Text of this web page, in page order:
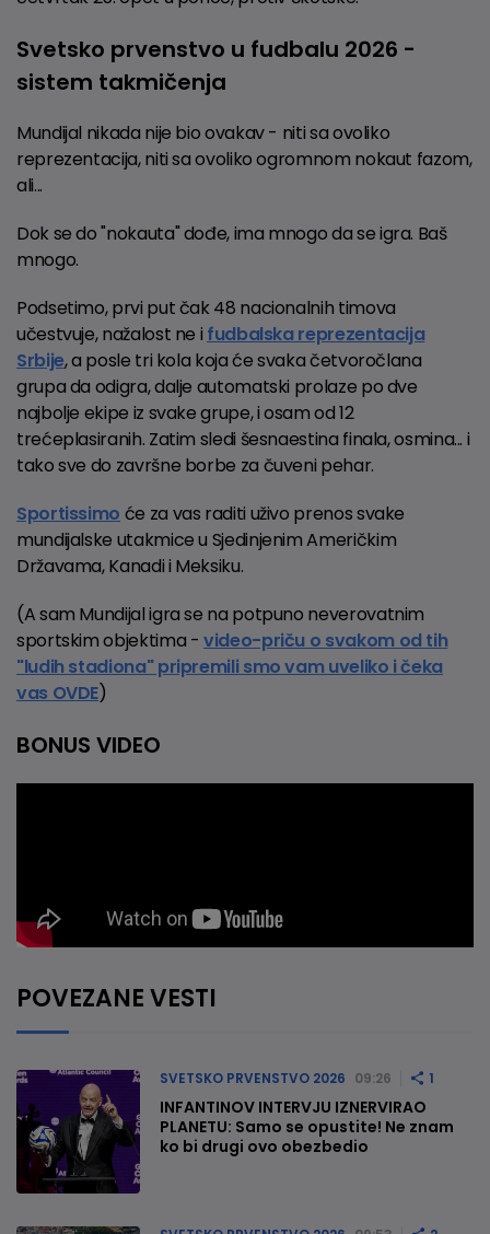
Svetsko prvenstvo u fudbalu 2026 -
sistem takmičenja
Mundijal nikada nije bio ovakav - niti sa ovoliko
reprezentacija, niti sa ovoliko ogromnom nokaut fazom,
ali...
Dok se do "nokauta" dođe, ima mnogo da se igra. Baš
mnogo.
Podsetimo, prvi put čak 48 nacionalnih timova
učestvuje, nažalost ne i fudbalska reprezentacija
Srbije, a posle tri kola koja će svaka četvoročlana
grupa da odigra, dalje automatski prolaze po dve
najbolje ekipe iz svake grupe, i osam od 12
trećeplasiranih. Zatim sledi šesnaestina finala, osmina... i
tako sve do završne borbe za čuveni pehar.
Sportissimo će za vas raditi uživo prenos svake
mundijalske utakmice u Sjedinjenim Američkim
Državama, Kanadi i Meksiku.
(A sam Mundijal igra se na potpuno neverovatnim
sportskim objektima -video-priču o svakom od tih
"ludih stadiona" pripremili smo vam uveliko i čeka
vas OVDE)
BONUS VIDEO
POVEZANE VESTI
SVETSKO PRVENSTVO 2026 09:26 1
INFANTINOV INTERVJU IZNERVIRAO
PLANETU: Samo se opustite! Ne znam
ko bi drugi ovo obezbedio